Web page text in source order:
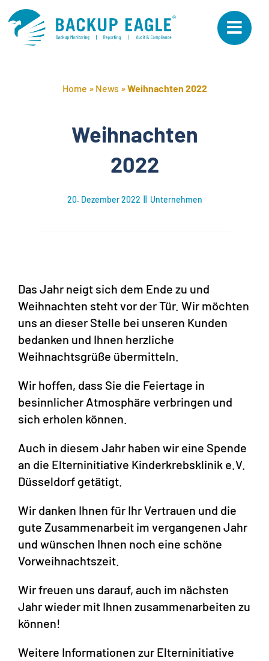
Skip
to
content
Home » News »Weihnachten 2022
Weihnachten
2022
20. Dezember 2022 Unternehmen
Das Jahr neigt sich dem Ende zu und
Weihnachten steht vor der Tür. Wir möchten
uns an dieser Stelle bei unseren Kunden
bedanken und Ihnen herzliche
Weihnachtsgrüße übermitteln.
Wir hoffen, dass Sie die Feiertage in
besinnlicher Atmosphäre verbringen und
sich erholen können.
Auch in diesem Jahr haben wir eine Spende
an die Elterninitiative Kinderkrebsklinik e.V.
Düsseldorf getätigt.
Wir danken Ihnen für Ihr Vertrauen und die
gute Zusammenarbeit im vergangenen Jahr
und wünschen Ihnen noch eine schöne
Vorweihnachtszeit.
Wir freuen uns darauf, auch im nächsten
Jahr wieder mit Ihnen zusammenarbeiten zu
können!
Weitere Informationen zur Elterninitiative